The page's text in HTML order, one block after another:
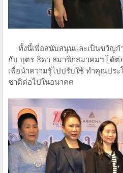
ทั้งนี้เพื่อสนับสนุนและเป็นขวัญกำ
กับ บุตร-ธิดา สมาชิกสมาคมฯ ได้ต่
เพื่อนำความรู้ไปปรับใช้ ทำคุณปร
ชาติต่อไปในอนาคต